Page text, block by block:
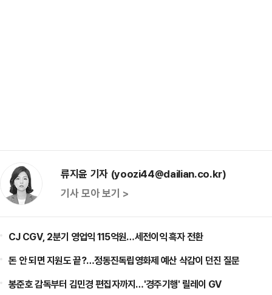
류지윤 기자 (yoozi44@dailian.co.kr)
기사 모아 보기 >
CJ CGV, 2분기 영업익 115억원…세전이익 흑자 전환
돈 안 되면 지원도 끝?…정동진독립영화제 예산 삭감이 던진 질문
봉준호 감독부터 김민경 편집자까지…'경주기행' 릴레이 GV